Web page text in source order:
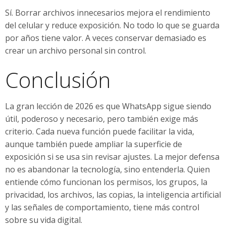
Sí. Borrar archivos innecesarios mejora el rendimiento
del celular y reduce exposición. No todo lo que se guarda
por años tiene valor. A veces conservar demasiado es
crear un archivo personal sin control.
Conclusión
La gran lección de 2026 es que WhatsApp sigue siendo
útil, poderoso y necesario, pero también exige más
criterio. Cada nueva función puede facilitar la vida,
aunque también puede ampliar la superficie de
exposición si se usa sin revisar ajustes. La mejor defensa
no es abandonar la tecnología, sino entenderla. Quien
entiende cómo funcionan los permisos, los grupos, la
privacidad, los archivos, las copias, la inteligencia artificial
y las señales de comportamiento, tiene más control
sobre su vida digital.